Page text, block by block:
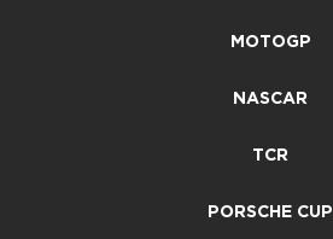
MOTOGP
NASCAR
TCR
PORSCHE CUP